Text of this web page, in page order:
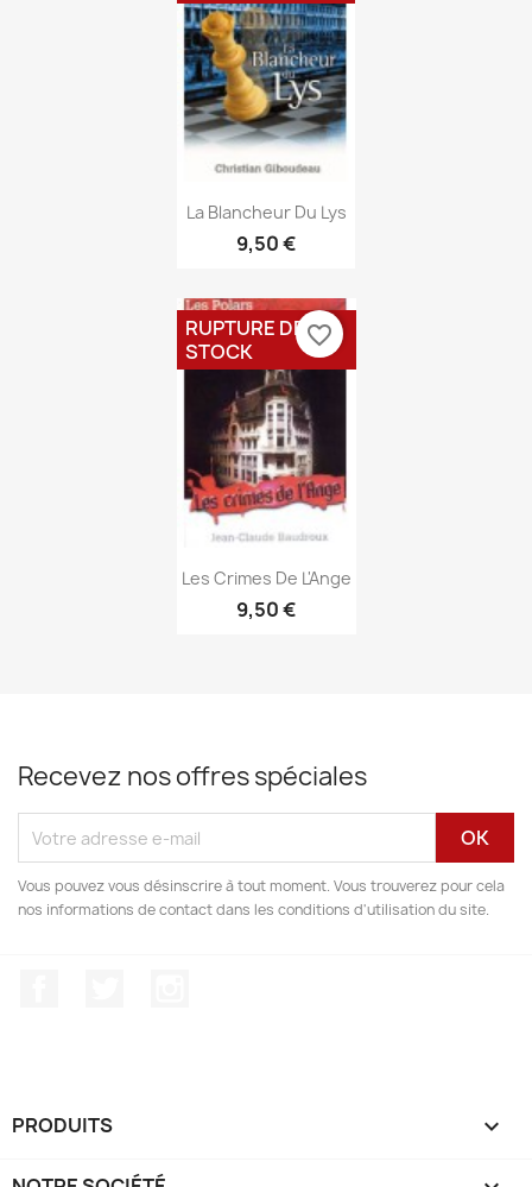
Aperçu rapide
La Blancheur Du Lys
9,50 €
Aperçu rapide
Les Crimes De L'Ange
9,50 €
RUPTURE DE
STOCK
favorite_border
Recevez nos offres spéciales
Vous pouvez vous désinscrire à tout moment. Vous trouverez pour cela
nos informations de contact dans les conditions d'utilisation du site.
PRODUITS 